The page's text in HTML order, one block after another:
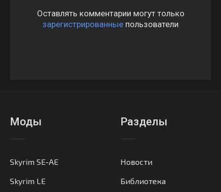
Оставлять комментарии могут только
зарегистрированные пользователи
Моды
Skyrim SE-AE
Skyrim LE
Разделы
Новости
Библиотека